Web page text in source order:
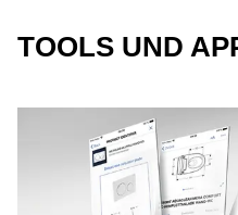
TOOLS UND